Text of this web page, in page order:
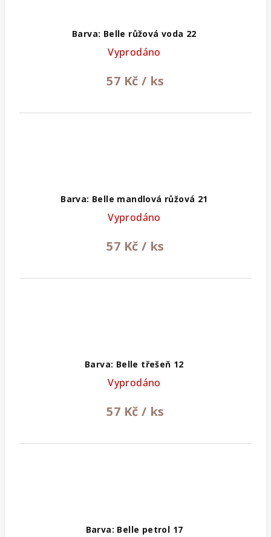
Barva: Belle růžová voda 22
Vyprodáno
57 Kč / ks
Barva: Belle mandlová růžová 21
Vyprodáno
57 Kč / ks
Barva: Belle třešeň 12
Vyprodáno
57 Kč / ks
Barva: Belle petrol 17